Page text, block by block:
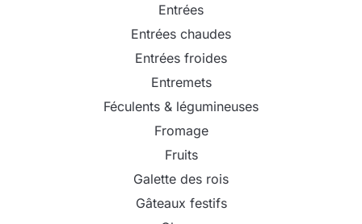
Entrées
Entrées chaudes
Entrées froides
Entremets
Féculents & légumineuses
Fromage
Fruits
Galette des rois
Gâteaux festifs